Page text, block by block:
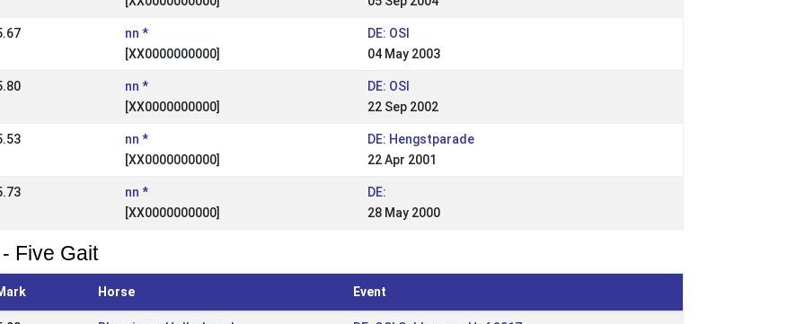
nn *
[XX0000000000]
DE: OSI
04 May 2003
nn *
[XX0000000000]
DE: OSI
22 Sep 2002
nn *
[XX0000000000]
DE: Hengstparade
22 Apr 2001
nn *
[XX0000000000]
DE:
28 May 2000
Five Gait
Horse Event